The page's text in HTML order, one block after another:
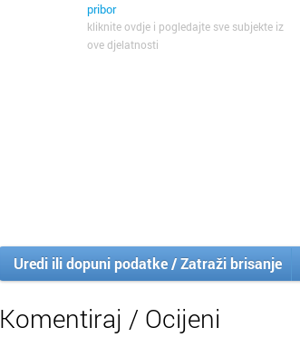
pribor
kliknite ovdje i pogledajte sve subjekte iz
ove djelatnosti
Uredi ili dopuni podatke / Zatraži brisanje
Komentiraj / Ocijeni